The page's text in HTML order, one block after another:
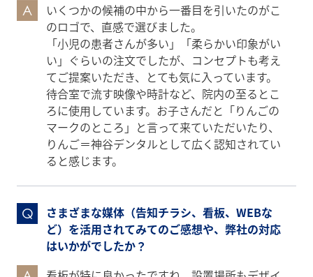
A
いくつかの候補の中から一番目を引いたのがこ
のロゴで、直感で選びました。
「小児の患者さんが多い」「柔らかい印象がい
い」ぐらいの注文でしたが、コンセプトも考え
てご提案いただき、とても気に入っています。
待合室で流す映像や時計など、院内の至るとこ
ろに使用しています。お子さんだと「りんごの
マークのところ」と言って来ていただいたり、
りんご＝神谷デンタルとして広く認知されてい
ると感じます。
Q
さまざまな媒体（告知チラシ、看板、WEBな
ど）を活用されてみてのご感想や、弊社の対応
はいかがでしたか？